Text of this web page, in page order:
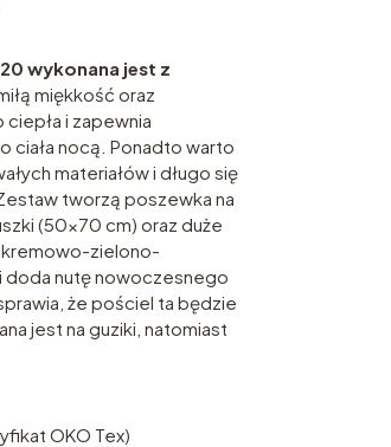
wykonana jest z
miękkość oraz
i zapewnia
ciała nocą. Ponadto warto
materiałów i długo się
tworzą poszewka na
(50×70 cm) oraz duże
kremowo-zielono-
doda nutę nowoczesnego
że pościel ta będzie
jest na guziki, natomiast
OKO Tex)